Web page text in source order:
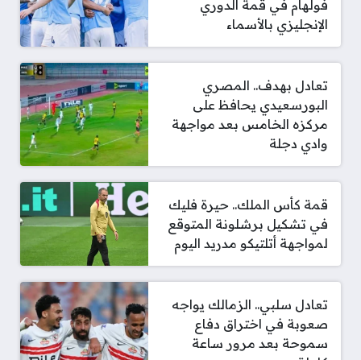
فولهام في قمة الدوري
الإنجليزي بالأسماء
تعادل بهدف.. المصري
البورسعيدي يحافظ على
مركزه الخامس بعد مواجهة
وادي دجلة
قمة كأس الملك.. حيرة فليك
في تشكيل برشلونة المتوقع
لمواجهة أتلتيكو مدريد اليوم
تعادل سلبي.. الزمالك يواجه
صعوبة في اختراق دفاع
سموحة بعد مرور ساعة